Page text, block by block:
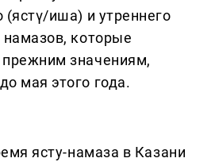
(ястү/иша) и утреннего
которые
значениям,
мая этого года.
ясту-намаза в Казани